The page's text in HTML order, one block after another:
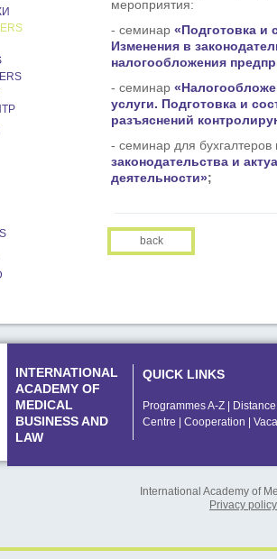
мероприятия:
- семинар «Подготовка и
Изменения в
налогообложения
- семинар
услуги. Подготовка и
разъяснений
- семинар для
законодательства и
деятельности»;
back
INTERNATIONAL
ACADEMY OF
MEDICAL
BUSINESS AND
LAW
QUICK LINKS
Programmes A-Z
Centre
Cooperation
International Academy of
Privacy policy